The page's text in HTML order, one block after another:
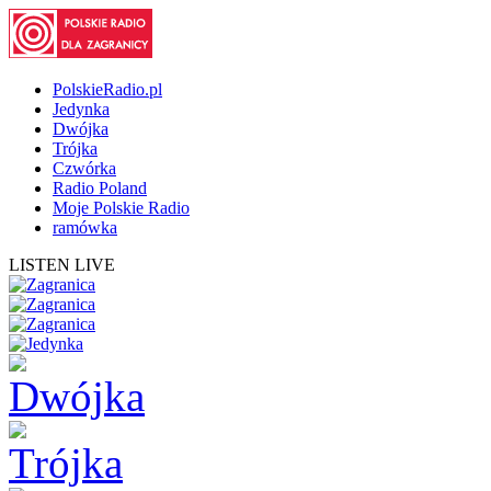
PolskieRadio.pl
Jedynka
Dwójka
Trójka
Czwórka
Radio Poland
Moje Polskie Radio
ramówka
LISTEN LIVE